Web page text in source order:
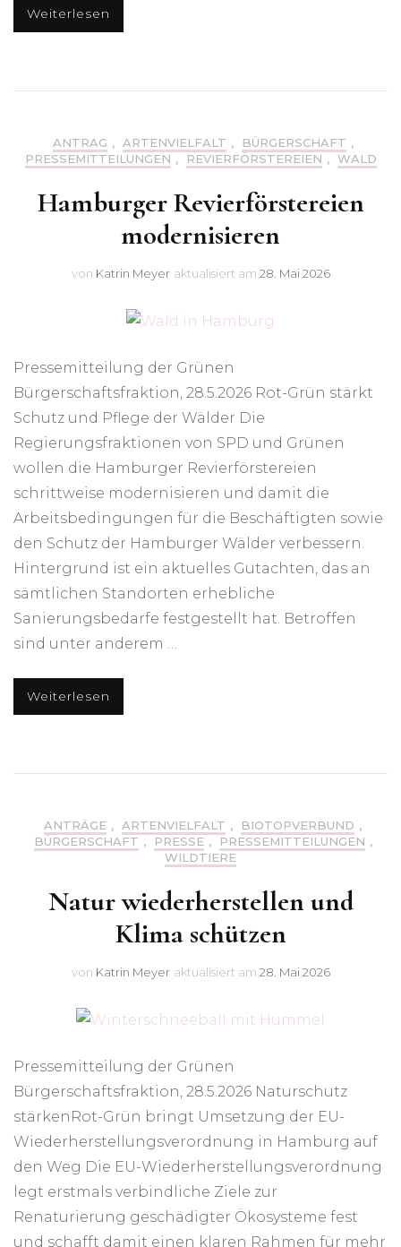
Weiterlesen
ANTRAG , ARTENVIELFALT , BÜRGERSCHAFT ,
PRESSEMITTEILUNGEN , REVIERFÖRSTEREIEN , WALD
Hamburger Revierförstereien
modernisieren
von Katrin Meyer aktualisiert am 28. Mai 2026
Pressemitteilung der Grünen
Bürgerschaftsfraktion, 28.5.2026 Rot-Grün stärkt
Schutz und Pflege der Wälder Die
Regierungsfraktionen von SPD und Grünen
wollen die Hamburger Revierförstereien
schrittweise modernisieren und damit die
Arbeitsbedingungen für die Beschäftigten sowie
den Schutz der Hamburger Wälder verbessern.
Hintergrund ist ein aktuelles Gutachten, das an
sämtlichen Standorten erhebliche
Sanierungsbedarfe festgestellt hat. Betroffen
sind unter anderem …
Weiterlesen
ANTRÄGE , ARTENVIELFALT , BIOTOPVERBUND ,
BÜRGERSCHAFT , PRESSE , PRESSEMITTEILUNGEN ,
WILDTIERE
Natur wiederherstellen und
Klima schützen
von Katrin Meyer aktualisiert am 28. Mai 2026
Pressemitteilung der Grünen
Bürgerschaftsfraktion, 28.5.2026 Naturschutz
stärkenRot-Grün bringt Umsetzung der EU-
Wiederherstellungsverordnung in Hamburg auf
den Weg Die EU-Wiederherstellungsverordnung
legt erstmals verbindliche Ziele zur
Renaturierung geschädigter Ökosysteme fest
und schafft damit einen klaren Rahmen für mehr